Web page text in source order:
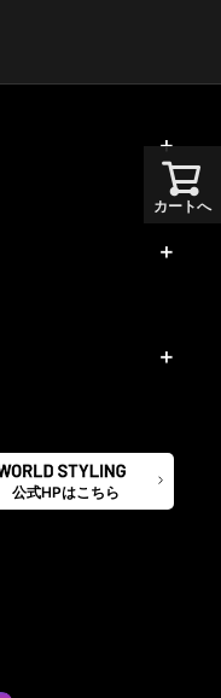
カートへ
公式HPはこちら